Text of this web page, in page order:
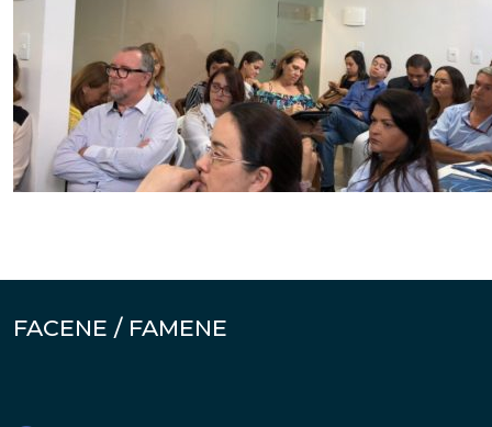
FACENE / FAMENE